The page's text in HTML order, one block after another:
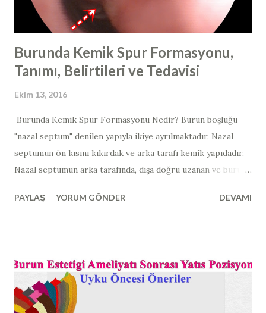
Burunda Kemik Spur Formasyonu,
Tanımı, Belirtileri ve Tedavisi
Ekim 13, 2016
Burunda Kemik Spur Formasyonu Nedir? Burun boşluğu
"nazal septum" denilen yapıyla ikiye ayrılmaktadır. Nazal
septumun ön kısmı kıkırdak ve arka tarafı kemik yapıdadır. ​​ ​​ ​
Nazal septumun arka tarafında, dışa doğru uzanan ve burun
spur formasyonu" ismi verilmektedir. Auynı anlamda olan
yapılarda, sadede burun hava yolunda daralma ortaya
çıkmaz; beraberinde bu dikensi çıkıntıların burun etleri ile
teması sonucunda migren ve gerilim ağrıları ile karışabilen
PAYLAŞ YORUM GÖNDER DEVAMI